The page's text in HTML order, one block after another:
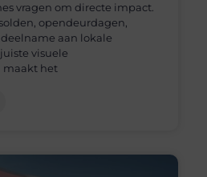
vragen om directe impact.
opendeurdagen,
aan lokale
visuele
maakt het